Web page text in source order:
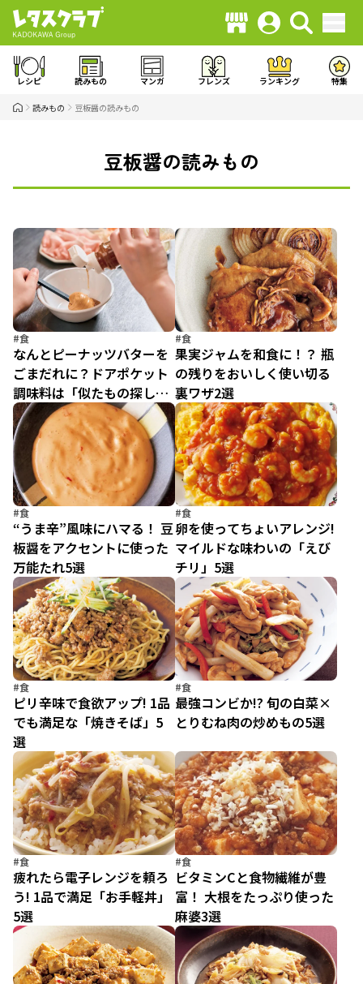
レシピ 読みもの マンガ フレンズ ランキング 特集
読みもの 豆板醤の読みもの
豆板醤の読みもの
#食
なんとピーナッツバターを
ごまだれに？ドアポケット
調味料は「似たもの探し」
で使い回そう！
#食
果実ジャムを和食に！？ 瓶
の残りをおいしく使い切る
裏ワザ2選
#食
“うま辛”風味にハマる！ 豆
板醤をアクセントに使った
万能たれ5選
#食
卵を使ってちょいアレンジ!
マイルドな味わいの「えび
チリ」5選
#食
ピリ辛味で食欲アップ! 1品
でも満足な「焼きそば」5
選
#食
最強コンビか!? 旬の白菜×
とりむね肉の炒めもの5選
#食
疲れたら電子レンジを頼ろ
う! 1品で満足「お手軽丼」
5選
#食
ビタミンCと食物繊維が豊
富！ 大根をたっぷり使った
麻婆3選